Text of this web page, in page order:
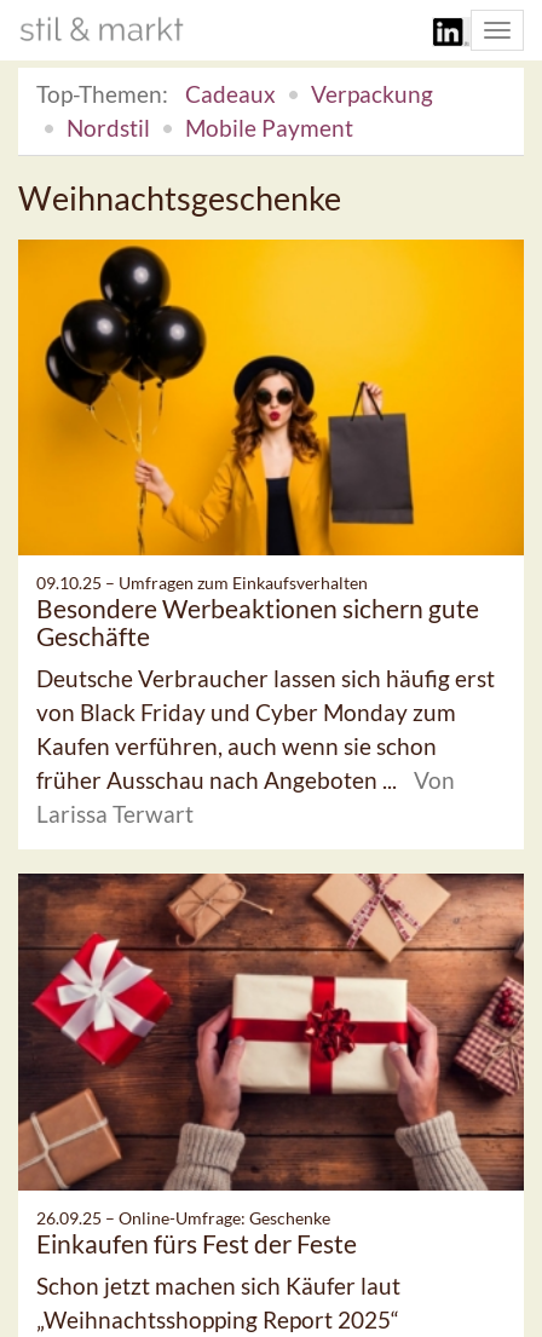
Top-Themen:
Cadeaux
Verpackung
Nordstil
Mobile Payment
Weihnachtsgeschenke
09.10.25 – Umfragen zum Einkaufsverhalten
Besondere Werbeaktionen sichern gute
Geschäfte
Deutsche Verbraucher lassen sich häufig erst
von Black Friday und Cyber Monday zum
Kaufen verführen, auch wenn sie schon
früher Ausschau nach Angeboten ...
Von
Larissa Terwart
26.09.25 – Online-Umfrage: Geschenke
Einkaufen fürs Fest der Feste
Schon jetzt machen sich Käufer laut
„Weihnachtsshopping Report 2025“